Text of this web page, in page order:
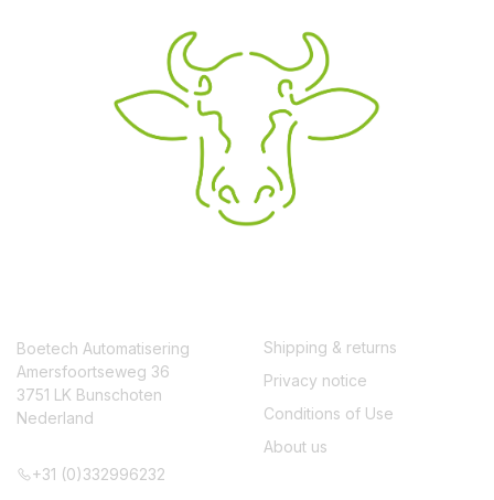
Boetech Automatisering
Amersfoortseweg 36
3751 LK Bunschoten
Nederland
+31 (0)332996232
Shipping & returns
Privacy notice
Conditions of Use
About us